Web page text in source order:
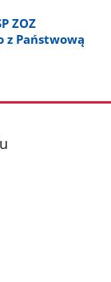
ZOZ
z Państwową